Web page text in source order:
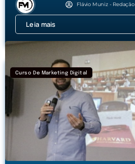
Flávio Muniz - Redação
Leia mais
Curso De Marketing Digital